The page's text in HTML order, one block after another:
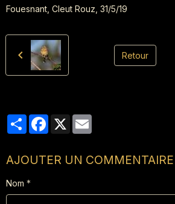
Fouesnant, Cleut Rouz, 31/5/19
Retour
PartagerFacebook
X
AJOUTER UN COMMENTAIRE
Nom